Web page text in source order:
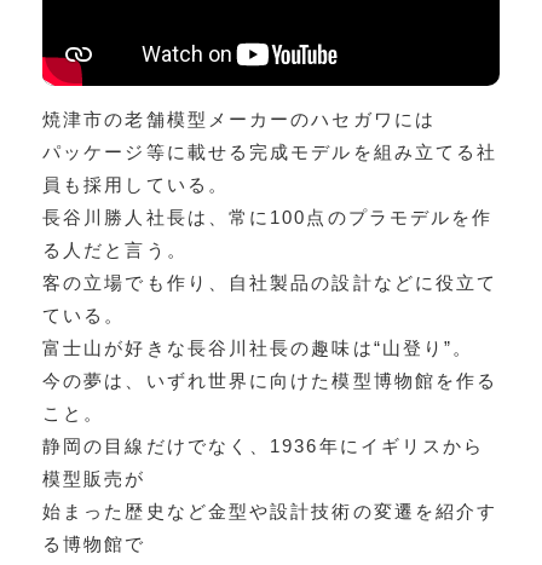
焼津市の老舗模型メーカーのハセガワには
パッケージ等に載せる完成モデルを組み立てる社
員も採用している。
長谷川勝人社長は、常に100点のプラモデルを作
る人だと言う。
客の立場でも作り、自社製品の設計などに役立て
ている。
富士山が好きな長谷川社長の趣味は“山登り”。
今の夢は、いずれ世界に向けた模型博物館を作る
こと。
静岡の目線だけでなく、1936年にイギリスから
模型販売が
始まった歴史など金型や設計技術の変遷を紹介す
る博物館で